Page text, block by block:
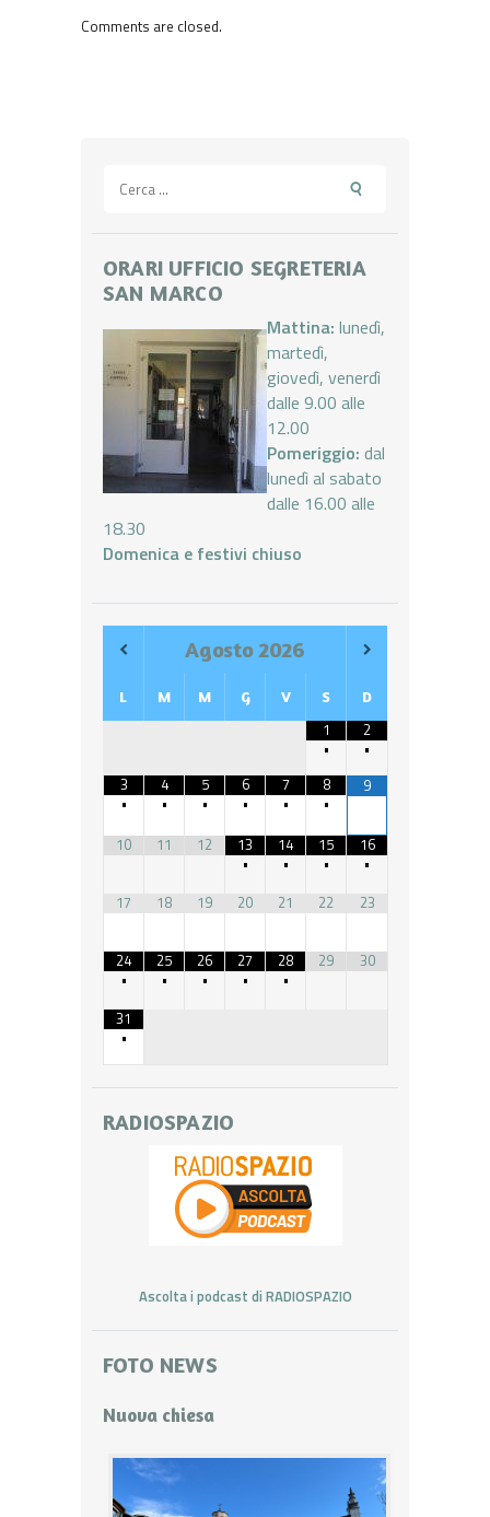
Comments are closed.
per:
ORARI UFFICIO SEGRETERIA
SAN MARCO
Mattina: lunedì,
martedì,
giovedì, venerdì
dalle 9.00 alle
12.00
Pomeriggio: dal
lunedì al sabato
dalle 16.00 alle
18.30
Domenica e festivi chiuso
Agosto2026
L M M G V S D
1
•
2
•
3
•
4
•
5
•
6
•
7
•
8
•
9
10 11 12
13
•
14
•
15
•
16
•
17
18 19 20 21 22 23
24
•
25
•
26
•
27
•
28
•
29 30
31
•
RADIOSPAZIO
Ascolta i podcast di RADIOSPAZIO
FOTO NEWS
Nuova chiesa